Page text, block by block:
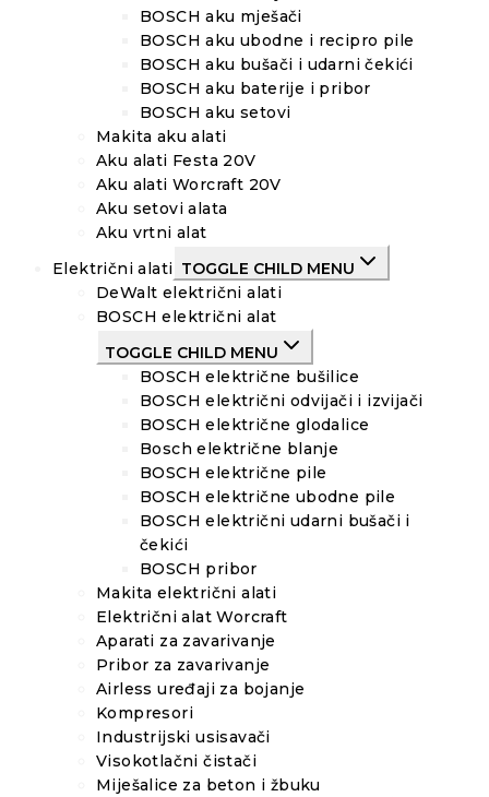
BOSCH aku mješači
BOSCH aku ubodne i recipro pile
BOSCH aku bušači i udarni čekići
BOSCH aku baterije i pribor
BOSCH aku setovi
Makita aku alati
Aku alati Festa 20V
Aku alati Worcraft 20V
Aku setovi alata
Aku vrtni alat
Električni alati TOGGLE CHILD MENU
DeWalt električni alati
BOSCH električni alat
TOGGLE CHILD MENU
BOSCH električne bušilice
BOSCH električni odvijači i izvijači
BOSCH električne glodalice
Bosch električne blanje
BOSCH električne pile
BOSCH električne ubodne pile
BOSCH električni udarni bušači i
čekići
BOSCH pribor
Makita električni alati
Električni alat Worcraft
Aparati za zavarivanje
Pribor za zavarivanje
Airless uređaji za bojanje
Kompresori
Industrijski usisavači
Visokotlačni čistači
Miješalice za beton i žbuku